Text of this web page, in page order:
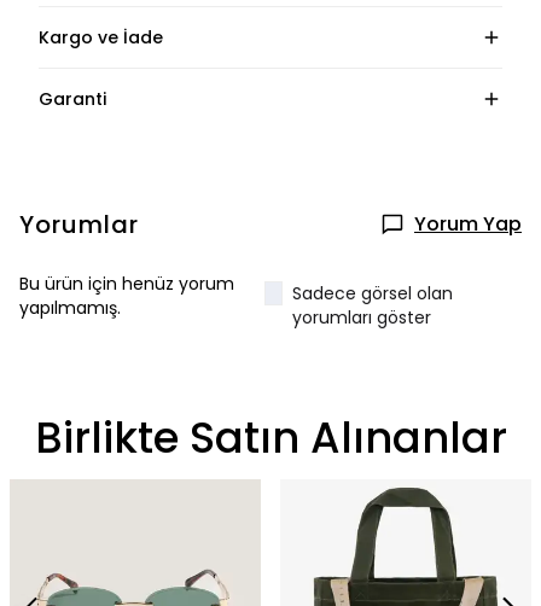
Kargo ve İade
Garanti
Yorumlar Yorum Yap
Bu ürün için henüz yorum
yapılmamış.
Sadece görsel olan
yorumları göster
Birlikte Satın Alınanlar